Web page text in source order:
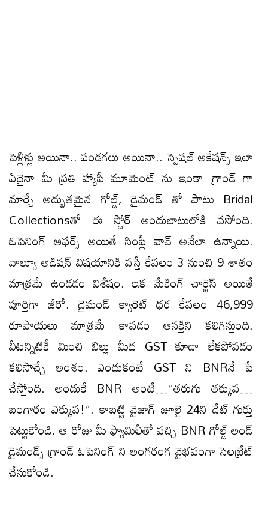
పెళ్లిళ్లు అయినా.. పండగలు అయినా.. స్పెషల్ అకేషన్స్ ఇలా
ఏదైనా మీ ప్రతి హ్యాపీ మూమెంట్ ను ఇంకా గ్రాండ్ గా
మార్చే అద్భుతమైన గోల్డ్, డైమండ్ తో పాటు Bridal
Collections‌తో ఈ స్టోర్ అందుబాటులోకి వస్తోంది.
ఓపెనింగ్ ఆఫర్స్ అయితే సింప్లీ వావ్ అనేలా ఉన్నాయి.
వాల్యూ అడిషన్ విషయానికి వస్తే కేవలం 3 నుంచి 9 శాతం
మాత్రమే ఉండడం విశేషం. ఇక మేకింగ్ చార్జెస్ అయితే
పూర్తిగా జీరో. డైమండ్ క్యారెట్ ధర కేవలం 46,999
రూపాయలు మాత్రమే కావడం ఆసక్తిని కలిగిస్తుంది.
వీటన్నిటికీ మించి బిల్లు మీద GST కూడా లేకపోవడం
కలిసొచ్చే అంశం. ఎందుకంటే GST ని BNRనే పే
చేస్తోంది. అందుకే BNR అంటే…”తరుగు తక్కువ…
బంగారం ఎక్కువ!”. కాబట్టి వైజాగ్ జూలై 24ని డేట్ గుర్తు
పెట్టుకోండి. ఆ రోజు మీ ఫ్యామిలీతో వచ్చి BNR గోల్డ్ అండ్
డైమండ్స్ గ్రాండ్ ఓపెనింగ్ ని అంగరంగ వైభవంగా సెలబ్రేట్
చేసుకోండి.